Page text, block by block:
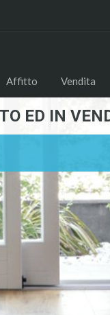
Affitto Vendita
ED IN